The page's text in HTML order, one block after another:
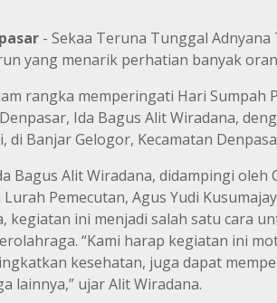
- Sekaa Teruna Tunggal
yang menarik perhatian banyak
rangka memperingati Hari Sumpah
Ida Bagus Alit Wiradana,
di Banjar Gelogor, Kecamatan
Bagus Alit Wiradana, didampingi oleh
Pemecutan, Agus Yudi
kegiatan ini menjadi salah satu cara
“Kami harap kegiatan ini
kesehatan, juga dapat
lainnya,” ujar Alit Wiradana.